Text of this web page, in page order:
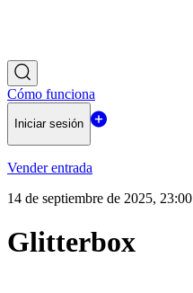
Cómo funciona
Iniciar sesión
Vender entrada
14 de septiembre de 2025, 23:00
Glitterbox